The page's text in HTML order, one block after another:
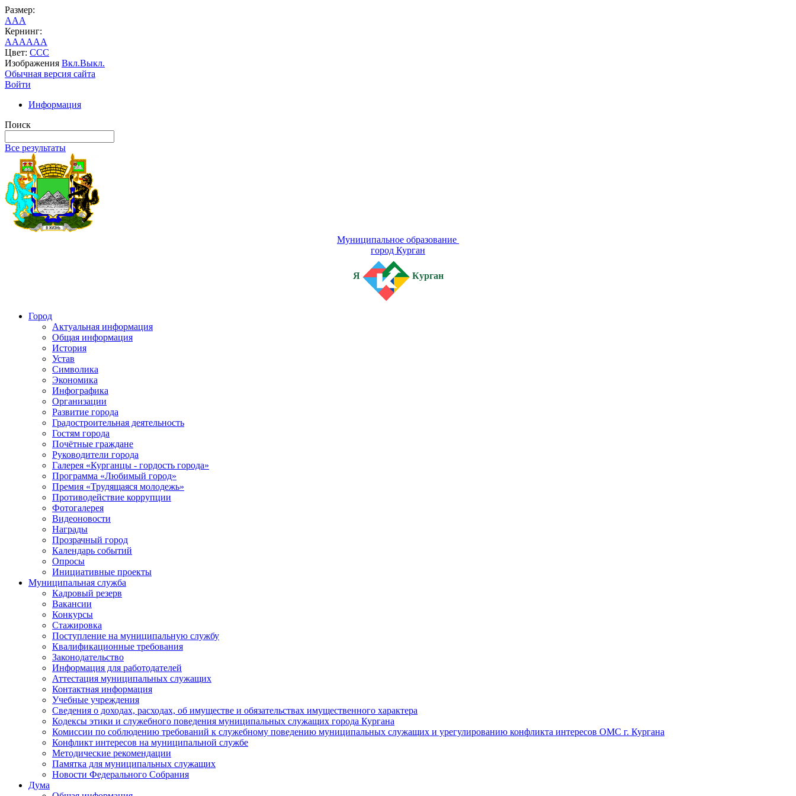
Размер:
AAA
Кернинг:
AAAAAA
Цвет: CCC
Изображения Вкл.Выкл.
Обычная версия сайта
Войти
Информация
Поиск
Все результаты
Муниципальное образование
город Курган
Я Курган
Город
Актуальная информация
Общая информация
История
Устав
Символика
Экономика
Инфографика
Организации
Развитие города
Градостроительная деятельность
Гостям города
Почётные граждане
Руководители города
Галерея «Курганцы - гордость города»
Программа «Любимый город»
Премия «Трудящаяся молодежь»
Противодействие коррупции
Фотогалерея
Видеоновости
Награды
Прозрачный город
Календарь событий
Опросы
Инициативные проекты
Муниципальная служба
Кадровый резерв
Вакансии
Конкурсы
Стажировка
Поступление на муниципальную службу
Квалификационные требования
Законодательство
Информация для работодателей
Аттестация муниципальных служащих
Контактная информация
Учебные учреждения
Сведения о доходах, расходах, об имуществе и обязательствах имущественного характера
Кодексы этики и служебного поведения муниципальных служащих города Кургана
Комиссии по соблюдению требований к служебному поведению муниципальных служащих и урегулированию конфликта интересов ОМС г. Кургана
Конфликт интересов на муниципальной службе
Методические рекомендации
Памятка для муниципальных служащих
Новости Федерального Cобрания
Дума